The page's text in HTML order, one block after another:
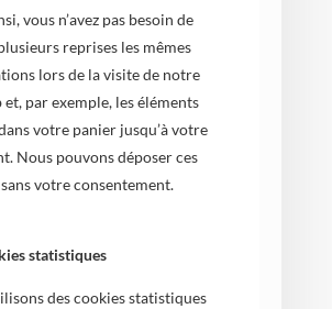
vous n’avez pas besoin de
reprises les mêmes
lors de la visite de notre
et, par exemple, les éléments
votre panier jusqu’à votre
Nous pouvons déposer ces
votre consentement.
statistiques
des cookies statistiques